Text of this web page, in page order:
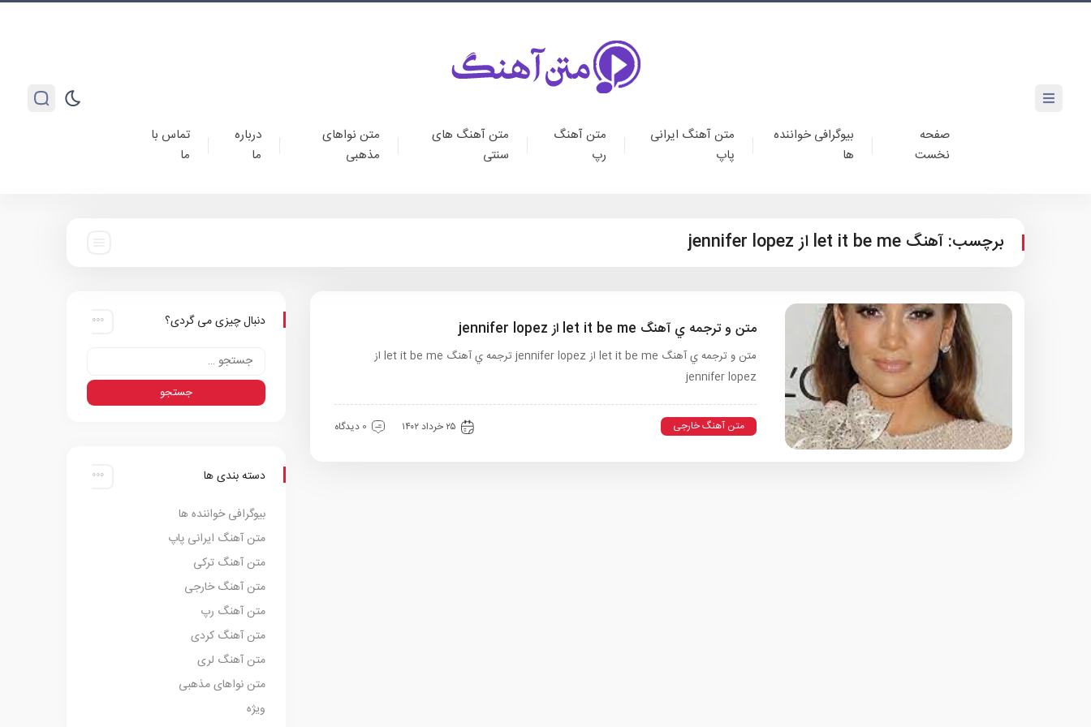
صفحه
نخست
بیوگرافی خواننده
ها
متن آهنگ ایرانی
پاپ
متن آهنگ
رپ
متن آهنگ های
سنتی
متن نواهای
مذهبی
درباره
ما
تماس با
ما
برچسب: آهنگ let it be me از jennifer lopez
متن و ترجمه ي آهنگ let it be me از jennifer lopez
متن و ترجمه ي آهنگ let it be me از jennifer lopez ترجمه ي آهنگ let it be me از
jennifer lopez
متن آهنگ خارجی ۲۵ خرداد ۱۴۰۲ 0 دیدگاه
دنبال چیزی می گردی؟
دسته بندی ها
بیوگرافی خواننده ها
متن آهنگ ایرانی پاپ
متن آهنگ ترکی
متن آهنگ خارجی
متن آهنگ رپ
متن آهنگ کردی
متن آهنگ لری
متن نواهای مذهبی
ویژه